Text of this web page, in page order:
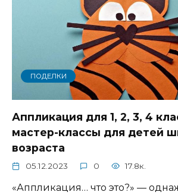
ПОДЕЛКИ
Аппликация для 1, 2, 3, 4
мастер-классы для детей
возраста
05.12.2023 0 17.8к.
«Аппликация… что это?» —